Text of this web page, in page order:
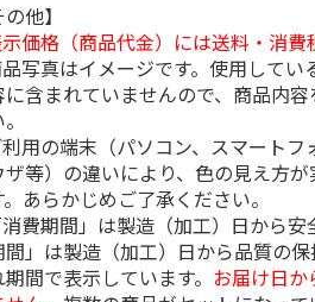
の他】
価格（商品代金）には送料・消費
写真はイメージです。使用して
に含まれていませんので、商品内
用の端末（パソコン、スマート
ザ等）の違いにより、色の見え方
。あらかじめご了承ください。
費期間」は製造（加工）日から
間」は製造（加工）日から品質の
間で表示しています。 お届け日